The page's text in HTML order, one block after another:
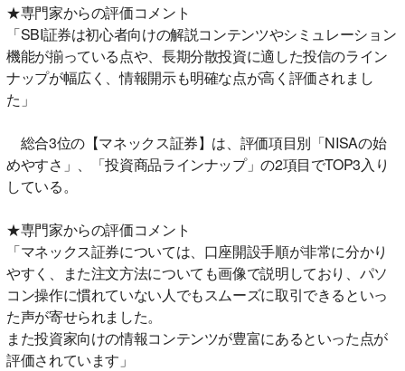
★専門家からの評価コメント
「SBI証券は初心者向けの解説コンテンツやシミュレーション
機能が揃っている点や、長期分散投資に適した投信のライン
ナップが幅広く、情報開示も明確な点が高く評価されまし
た」
総合3位の【マネックス証券】は、評価項目別「NISAの始
めやすさ」、「投資商品ラインナップ」の2項目でTOP3入り
している。
★専門家からの評価コメント
「マネックス証券については、口座開設手順が非常に分かり
やすく、また注文方法についても画像で説明しており、パソ
コン操作に慣れていない人でもスムーズに取引できるといっ
た声が寄せられました。
また投資家向けの情報コンテンツが豊富にあるといった点が
評価されています」